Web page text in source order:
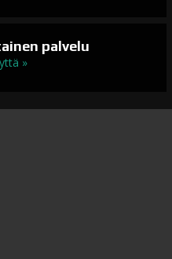
palvelu
»